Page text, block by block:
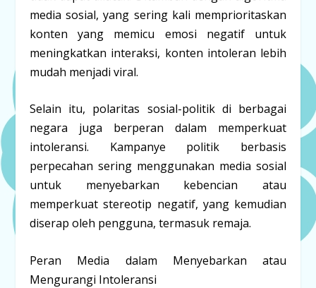
media sosial, yang sering kali memprioritaskan
konten yang memicu emosi negatif untuk
meningkatkan interaksi, konten intoleran lebih
mudah menjadi viral.
Selain itu, polaritas sosial-politik di berbagai
negara juga berperan dalam memperkuat
intoleransi. Kampanye politik berbasis
perpecahan sering menggunakan media sosial
untuk menyebarkan kebencian atau
memperkuat stereotip negatif, yang kemudian
diserap oleh pengguna, termasuk remaja.
Peran Media dalam Menyebarkan atau
Mengurangi Intoleransi